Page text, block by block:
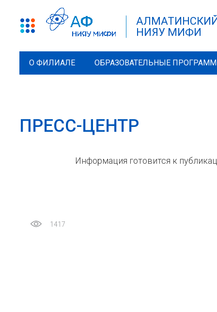
НИЯУ МИФИ
О ФИЛИАЛЕ ОБРАЗОВАТЕЛЬНЫЕ
ПРЕСС-ЦЕНТР
Информация готовится к
1417